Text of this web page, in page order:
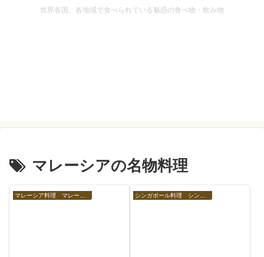
世界各国、各地域で食べられている魅惑の食べ物・飲み物
マレーシアの名物料理